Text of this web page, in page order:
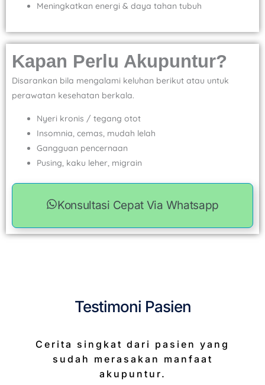
Meningkatkan energi & daya tahan tubuh
Kapan Perlu Akupuntur?
Disarankan bila mengalami keluhan berikut atau untuk
perawatan kesehatan berkala.
Nyeri kronis / tegang otot
Insomnia, cemas, mudah lelah
Gangguan pencernaan
Pusing, kaku leher, migrain
Konsultasi Cepat Via Whatsapp
Testimoni Pasien
Cerita singkat dari pasien yang
sudah merasakan manfaat
akupuntur.